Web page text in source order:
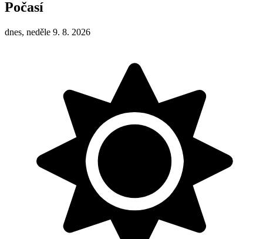
Počasí
dnes, neděle 9. 8. 2026